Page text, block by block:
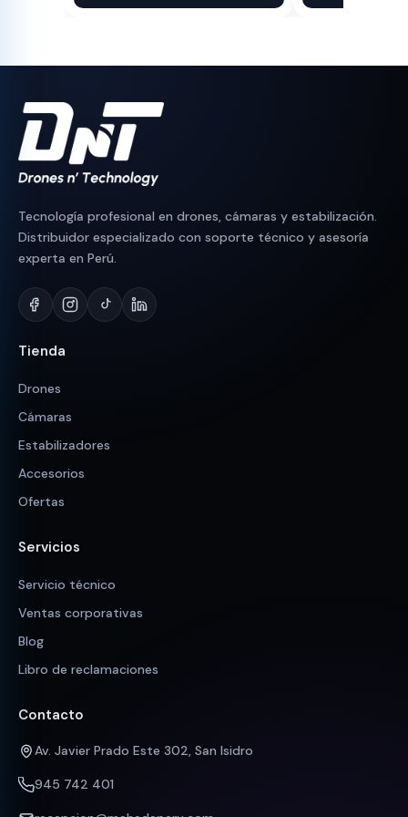
original
actual
original
actual
Tecnología profesional en drones, cámaras y estabilización.
Distribuidor especializado con soporte técnico y asesoría
experta en Perú.
Tienda
Drones
Cámaras
Estabilizadores
Accesorios
Ofertas
Servicios
Servicio técnico
Ventas corporativas
Blog
Libro de reclamaciones
Contacto
Av. Javier Prado Este 302, San Isidro
945 742 401